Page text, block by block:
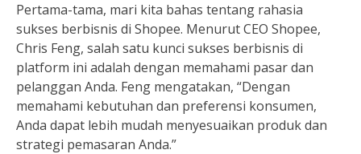
Pertama-tama, mari kita bahas tentang rahasia
sukses berbisnis di Shopee. Menurut CEO Shopee,
Chris Feng, salah satu kunci sukses berbisnis di
platform ini adalah dengan memahami pasar dan
pelanggan Anda. Feng mengatakan, “Dengan
memahami kebutuhan dan preferensi konsumen,
Anda dapat lebih mudah menyesuaikan produk dan
strategi pemasaran Anda.”